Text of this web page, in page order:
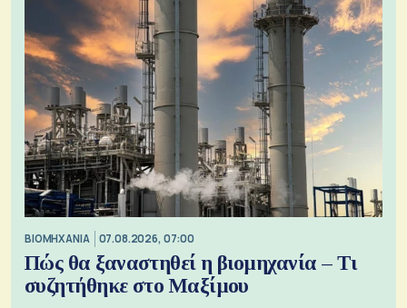
ΒΙΟΜΗΧΑΝΙΑ 07.08.2026, 07:00
Πώς θα ξαναστηθεί η βιομηχανία – Τι
συζητήθηκε στο Μαξίμου